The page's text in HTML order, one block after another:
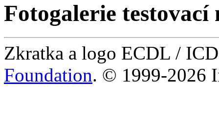
Fotogalerie testovací
Zkratka a logo ECDL /
Foundation. © 1999-2026